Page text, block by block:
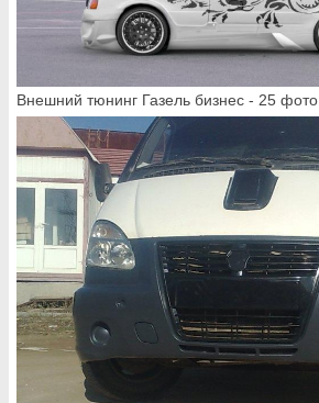
Внешний тюнинг Газель бизнес - 25 фото